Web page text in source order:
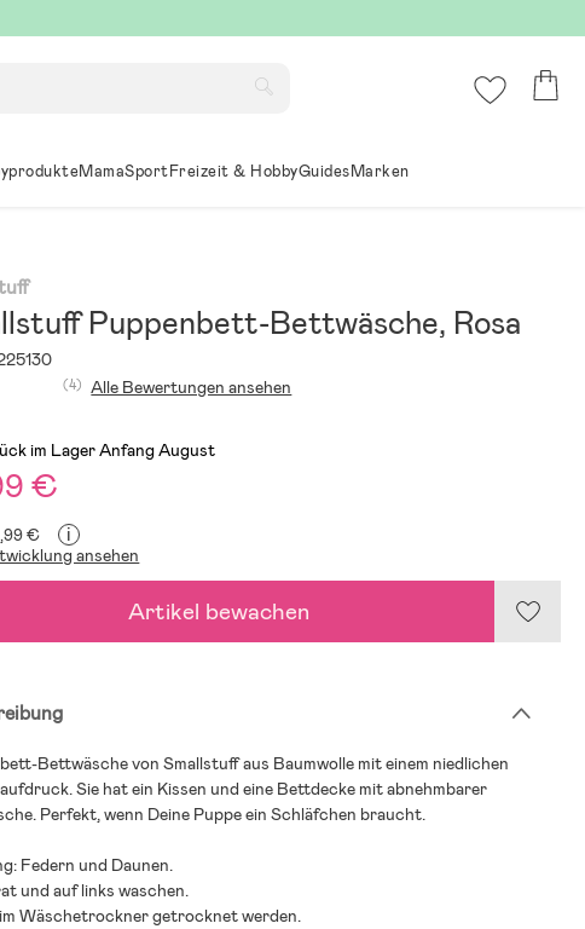
MamaSportFreizeit & HobbyGuidesMarken
Puppenbett-Bettwäsche, Rosa
(4) Alle Bewertungen ansehen
im Lager Anfang August
€
€ i
ansehen
Artikel bewachen
Bettwäsche von Smallstuff aus Baumwolle mit einem niedlichen
Sie hat ein Kissen und eine Bettdecke mit abnehmbarer
Perfekt, wenn Deine Puppe ein Schläfchen braucht.
Federn und Daunen.
und auf links waschen.
Wäschetrockner getrocknet werden.